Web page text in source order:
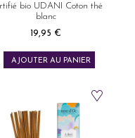
bio UDANI Coton thé
blanc
Prix
19,95 €
AJOUTER AU PANIER